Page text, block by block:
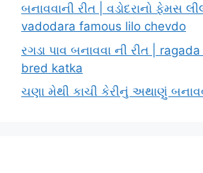
બનાવવાની રીત | વડોદરાનો ફેમસ
vadodara famous lilo chevdo
રગડા પાવ બનાવવા ની રીત | ragada
bred katka
ચણા મેથી કાચી કેરીનું અથાણું